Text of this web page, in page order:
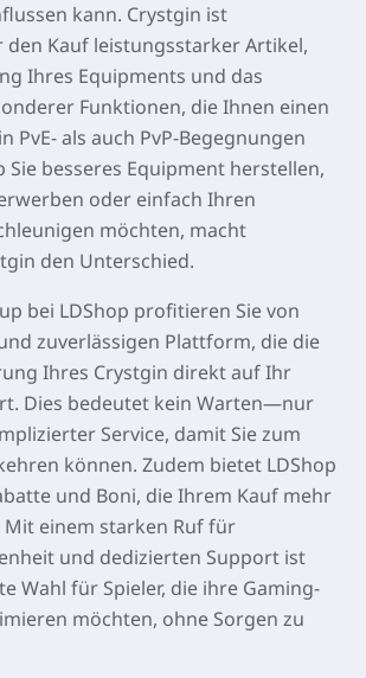
kann. Crystgin ist
den Kauf leistungsstarker Artikel,
Ihres Equipments und das
Funktionen, die Ihnen einen
PvE- als auch PvP-Begegnungen
Sie besseres Equipment herstellen,
oder einfach Ihren
möchten, macht
den Unterschied.
bei LDShop profitieren Sie von
zuverlässigen Plattform, die die
Ihres Crystgin direkt auf Ihr
Dies bedeutet kein Warten—nur
Service, damit Sie zum
können. Zudem bietet LDShop
und Boni, die Ihrem Kauf mehr
einem starken Ruf für
und dedizierten Support ist
Wahl für Spieler, die ihre Gaming-
möchten, ohne Sorgen zu